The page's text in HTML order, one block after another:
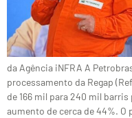
da Agência iNFRA A
processamento da Regap
de 166 mil para 240 mil
aumento de cerca de 44%.